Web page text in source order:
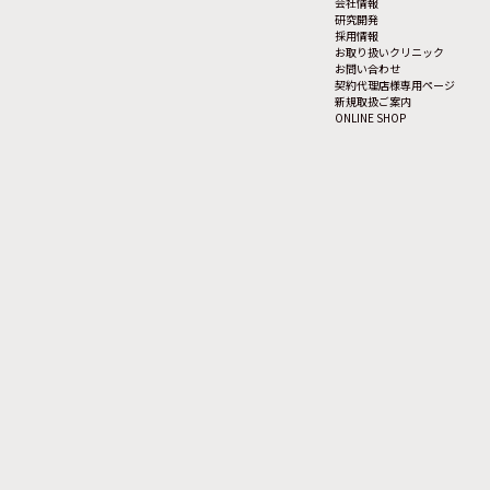
研究開発
採用情報
お取り扱いクリニック
お問い合わせ
契約代理店様専用ページ
新規取扱ご案内
ONLINE SHOP